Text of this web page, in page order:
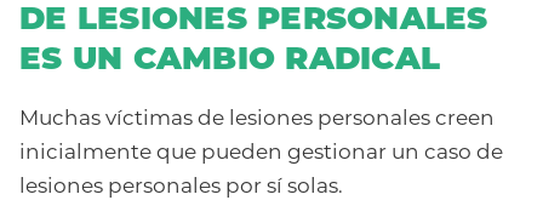
DE LESIONES PERSONALES
ES UN CAMBIO RADICAL
Muchas víctimas de lesiones personales creen
inicialmente que pueden gestionar un caso de
lesiones personales por sí solas.